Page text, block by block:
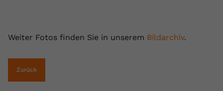
Weiter Fotos finden Sie in unserem Bildarchiv.
Zurück